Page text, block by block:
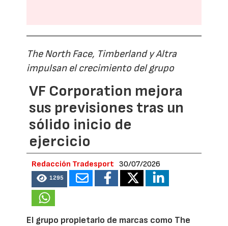
The North Face, Timberland y Altra
impulsan el crecimiento del grupo
VF Corporation mejora
sus previsiones tras un
sólido inicio de
ejercicio
Redacción Tradesport 30/07/2026
1295
El grupo propietario de marcas como The